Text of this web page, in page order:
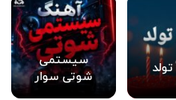
سیستمی
شوتی سوار